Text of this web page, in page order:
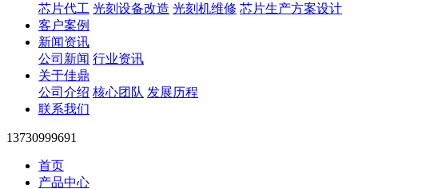
芯片代工 光刻设备改造 光刻机维修 芯片生产方案设计
客户案例
新闻资讯
公司新闻 行业资讯
关于佳鼎
公司介绍 核心团队 发展历程
联系我们
13730999691
首页
产品中心